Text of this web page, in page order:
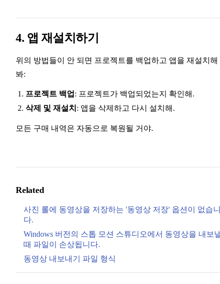
4. 앱 재설치하기
위의 방법들이 안 되면 프로젝트를 백업하고 앱을 재설치해
봐:
프로젝트 백업 : 프로젝트가 백업되었는지 확인해.
삭제 및 재설치 : 앱을 삭제하고 다시 설치해.
모든 구매 내역은 자동으로 복원될 거야.
Related
사진 롤에 동영상을 저장하는 '동영상 저장' 옵션이 없습
다.
Windows 버전의 스톱 모션 스튜디오에서 동영상을 내보
때 파일이 손상됩니다.
동영상 내보내기 파일 형식